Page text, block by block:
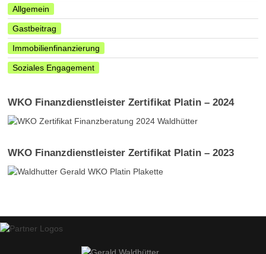
Allgemein
Gastbeitrag
Immobilienfinanzierung
Soziales Engagement
WKO Finanzdienstleister Zertifikat Platin – 2024
WKO Finanzdienstleister Zertifikat Platin – 2023